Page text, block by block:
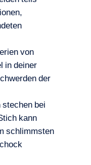
von
in deiner
der
stechen bei
kann
schlimmsten